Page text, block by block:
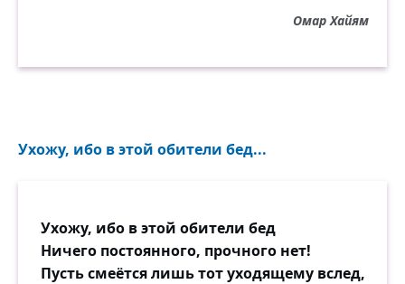
Омар Хайям
Ухожу, ибо в этой обители бед...
Ухожу, ибо в этой обители бед
Ничего постоянного, прочного нет!
Пусть смеётся лишь тот уходящему вслед,